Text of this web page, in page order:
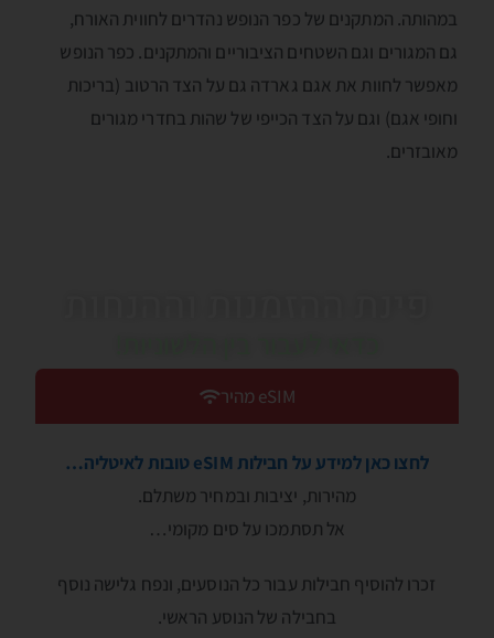
במהותה. המתקנים של כפר הנופש נהדרים לחווית האורח,
גם המגורים וגם השטחים הציבוריים והמתקנים. כפר הנופש
מאפשר לחוות את אגם גארדה גם על הצד הרטוב (בריכות
וחופי אגם) וגם על הצד הכייפי של שהות בחדרי מגורים
מאובזרים.
eSIM מהיר
לחצו כאן למידע על חבילות eSIM טובות לאיטליה…
מהירות, יציבות ובמחיר משתלם.
אל תסתמכו על סים מקומי…
זכרו להוסיף חבילות עבור כל הנוסעים, ונפח גלישה נוסף
בחבילה של הנוסע הראשי.